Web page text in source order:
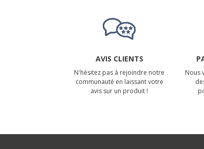
AVIS CLIENTS
N'hésitez pas à rejoindre notre
communauté en laissant votre
avis sur un produit !
Nous